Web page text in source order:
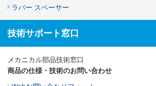
ラバー スペーサー
技術サポート窓口
メカニカル部品技術窓口
商品の仕様・技術のお問い合わせ